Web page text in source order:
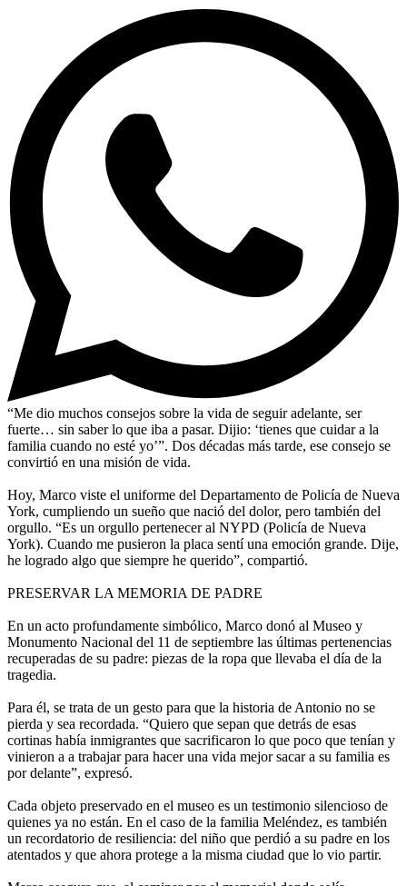
“Me dio muchos consejos sobre la vida de seguir adelante, ser
fuerte… sin saber lo que iba a pasar. Dijio: ‘tienes que cuidar a la
familia cuando no esté yo’”. Dos décadas más tarde, ese consejo se
convirtió en una misión de vida.
Hoy, Marco viste el uniforme del Departamento de Policía de Nueva
York, cumpliendo un sueño que nació del dolor, pero también del
orgullo. “Es un orgullo pertenecer al NYPD (Policía de Nueva
York). Cuando me pusieron la placa sentí una emoción grande. Dije,
he logrado algo que siempre he querido”, compartió.
PRESERVAR LA MEMORIA DE PADRE
En un acto profundamente simbólico, Marco donó al Museo y
Monumento Nacional del 11 de septiembre las últimas pertenencias
recuperadas de su padre: piezas de la ropa que llevaba el día de la
tragedia.
Para él, se trata de un gesto para que la historia de Antonio no se
pierda y sea recordada. “Quiero que sepan que detrás de esas
cortinas había inmigrantes que sacrificaron lo que poco que tenían y
vinieron a a trabajar para hacer una vida mejor sacar a su familia es
por delante”, expresó.
Cada objeto preservado en el museo es un testimonio silencioso de
quienes ya no están. En el caso de la familia Meléndez, es también
un recordatorio de resiliencia: del niño que perdió a su padre en los
atentados y que ahora protege a la misma ciudad que lo vio partir.